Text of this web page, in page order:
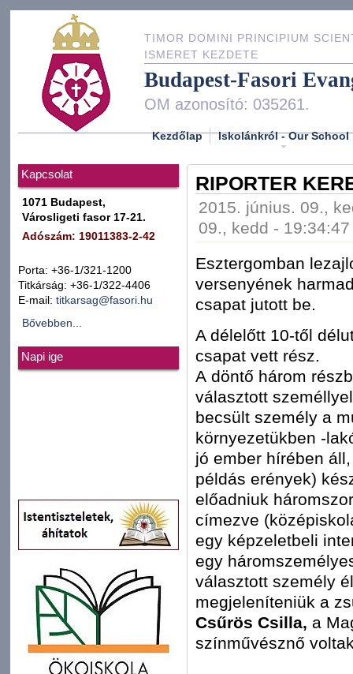
TIMOR DOMINI PRINCIPIUM
ISMERET KEZDETE
Budapest-Fasori
OM azonosító: 035261.
Kezdőlap Iskolánkról - Our School
Kapcsolat
1071 Budapest,
Városligeti fasor 17-21.
Adószám: 19011383-2-42
Porta: +36-1/321-1200
Titkárság: +36-1/322-4406
E-mail: titkarsag@fasori.hu
Bővebben...
Napi ige
RIPORTER
2015. június. 09.,
09., kedd - 19:34:47
Esztergomban
versenyének
csapat jutott be.
A délelőtt 10-től
csapat vett rész.
A döntő három
választott
becsült személy a
környezetükben -
jó ember hírében
példás erények)
előadniuk
címezve
egy képzeletbeli
egy
választott személy
megjeleníteniük a
Csűrös Csilla, a
színművésznő